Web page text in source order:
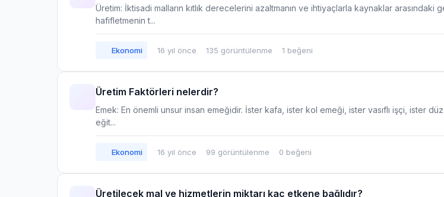
Üretim: İktisadi malların kıtlık derecelerini azaltmanın ve ihtiyaçlarla kaynaklar arasındaki
hafifletmenin t...
Ekonomi 16 yıl önce 135 görüntülenme 1 beğeni
Üretim Faktörleri nelerdir?
Emek: En önemli unsur insan emeğidir. İster kafa, ister kol emeği, ister vasıflı işçi, ister
eğit...
Ekonomi 16 yıl önce 99 görüntülenme 0 beğeni
Üretilecek mal ve hizmetlerin miktarı kaç etkene bağlıdır?